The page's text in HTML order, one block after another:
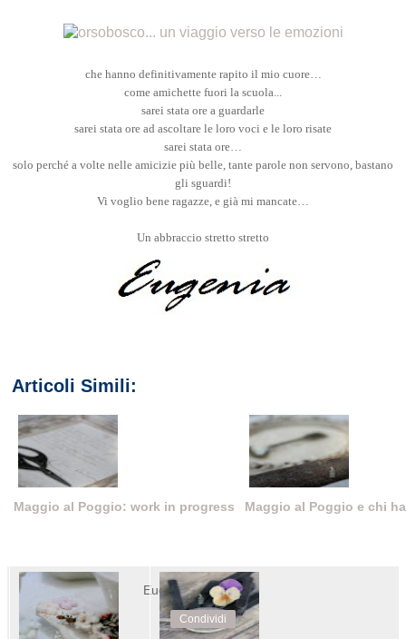
che hanno definitivamente rapito il mio cuore…
come amichette fuori la scuola...
sarei stata ore a guardarle
sarei stata ore ad ascoltare le loro voci e le loro risate
sarei stata ore…
solo perché a volte nelle amicizie più belle, tante parole non servono, bastano
gli sguardi!
Vi voglio bene ragazze, e già mi mancate…
Un abbraccio stretto stretto
Articoli Simili:
Maggio al Poggio: work in progress Maggio al Poggio e chi
Eugenia alle09:50
Condividi